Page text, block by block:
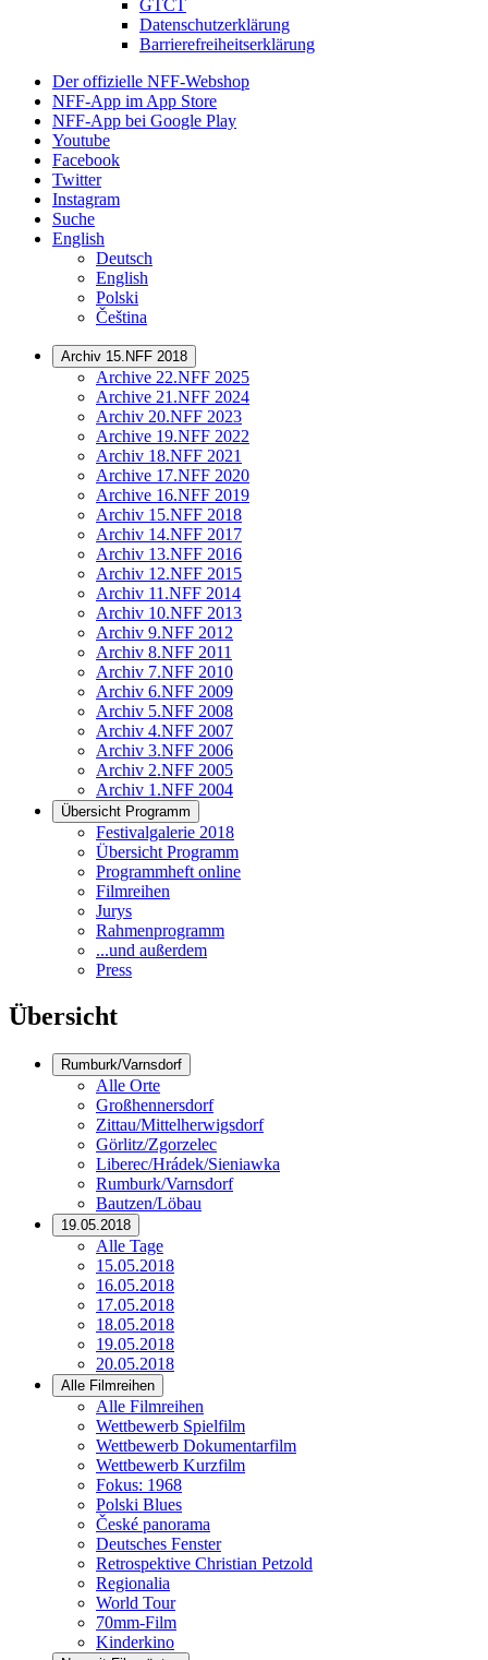
GTCT
Datenschutzerklärung
Barrierefreiheitserklärung
Der offizielle NFF-Webshop
NFF-App im App Store
NFF-App bei Google Play
Youtube
Facebook
Twitter
Instagram
Suche
English
Deutsch
English
Polski
Čeština
Archiv 15.NFF 2018
Archive 22.NFF 2025
Archive 21.NFF 2024
Archiv 20.NFF 2023
Archive 19.NFF 2022
Archiv 18.NFF 2021
Archive 17.NFF 2020
Archive 16.NFF 2019
Archiv 15.NFF 2018
Archiv 14.NFF 2017
Archiv 13.NFF 2016
Archiv 12.NFF 2015
Archiv 11.NFF 2014
Archiv 10.NFF 2013
Archiv 9.NFF 2012
Archiv 8.NFF 2011
Archiv 7.NFF 2010
Archiv 6.NFF 2009
Archiv 5.NFF 2008
Archiv 4.NFF 2007
Archiv 3.NFF 2006
Archiv 2.NFF 2005
Archiv 1.NFF 2004
Übersicht Programm
Festivalgalerie 2018
Übersicht Programm
Programmheft online
Filmreihen
Jurys
Rahmenprogramm
...und außerdem
Press
Übersicht
Rumburk/Varnsdorf
Alle Orte
Großhennersdorf
Zittau/Mittelherwigsdorf
Görlitz/Zgorzelec
Liberec/Hrádek/Sieniawka
Rumburk/Varnsdorf
Bautzen/Löbau
19.05.2018
Alle Tage
15.05.2018
16.05.2018
17.05.2018
18.05.2018
19.05.2018
20.05.2018
Alle Filmreihen
Alle Filmreihen
Wettbewerb Spielfilm
Wettbewerb Dokumentarfilm
Wettbewerb Kurzfilm
Fokus: 1968
Polski Blues
České panorama
Deutsches Fenster
Retrospektive Christian Petzold
Regionalia
World Tour
70mm-Film
Kinderkino